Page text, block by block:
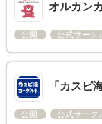
オルカン
公開 公式サーク
「カスピ
公開 公式サーク